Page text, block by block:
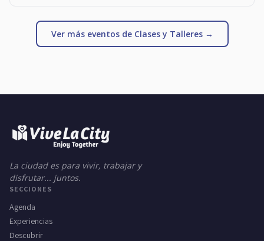
Ver más eventos de Clases y Talleres →
La ciudad es para vivir, trabajar y
disfrutar... juntos.
SECCIONES
Agenda
Experiencias
Descubrir